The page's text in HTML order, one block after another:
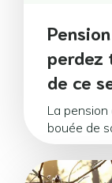
perdez
de ce
La
bouée de